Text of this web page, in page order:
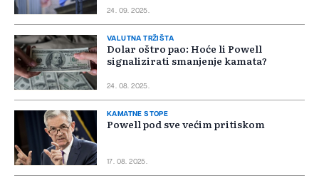
24. 09. 2025.
VALUTNA TRŽIŠTA
Dolar oštro pao: Hoće li Powell
signalizirati smanjenje kamata?
24. 08. 2025.
KAMATNE STOPE
Powell pod sve većim pritiskom
17. 08. 2025.